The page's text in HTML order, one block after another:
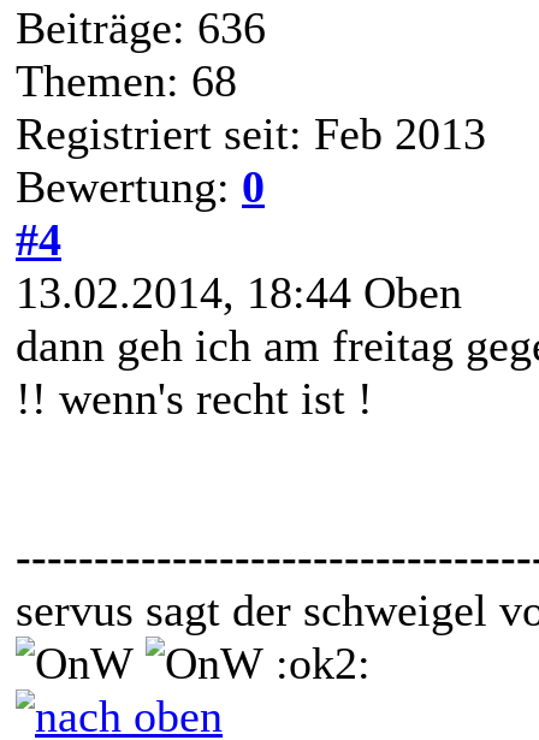
Beiträge: 636
Themen: 68
Registriert seit: Feb 2013
Bewertung: 0
#4
13.02.2014, 18:44 Oben
dann geh ich am freitag
!! wenn's recht ist !
servus sagt der schweigel
:ok2: